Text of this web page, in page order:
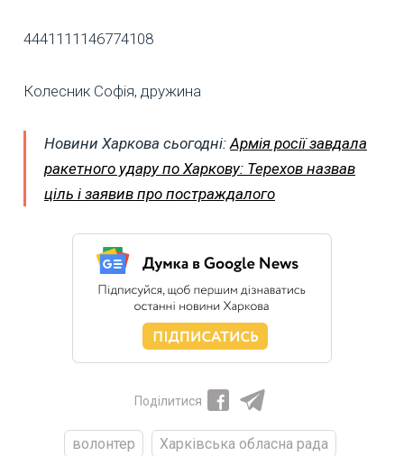
4441111146774108
Колесник Софія, дружина
Новини Харкова сьогодні:Армія росії завдала
ракетного удару по Харкову: Терехов назвав
ціль і заявив про постраждалого
Поділитися
волонтер Харківська обласна рада